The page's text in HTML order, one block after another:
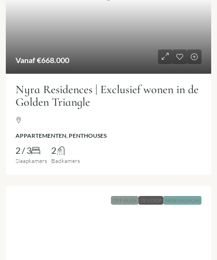
Vanaf€668.000
Nyra Residences | Exclusief wonen in de
Golden Triangle
APPARTEMENTEN, PENTHOUSES
2 / 3
Slaapkamers
2
Badkamers
OFF-PLAN TE KOOP NEW LAUNCH!